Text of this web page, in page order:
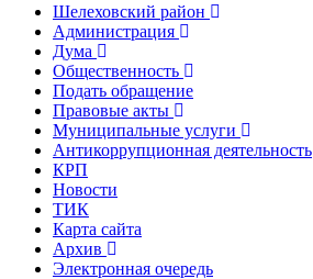
Шелеховский район
Администрация
Дума
Общественность
Подать обращение
Правовые акты
Муниципальные услуги
Антикоррупционная деятельность
КРП
Новости
ТИК
Карта сайта
Архив
Электронная очередь